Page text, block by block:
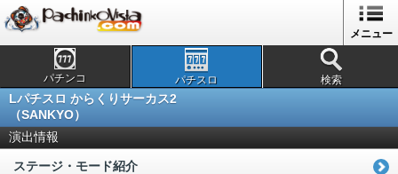
メニュー
パチンコ パチスロ 検索
Lパチスロ からくりサーカス2
（SANKYO）
演出情報
ステージ・モード紹介